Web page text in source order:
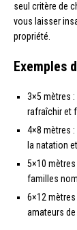
seul critère de
vous laisser
propriété.
Exemples
3×5 mètres
rafraîchir et
4×8 mètres
la natation
5×10
familles
6×12
amateurs